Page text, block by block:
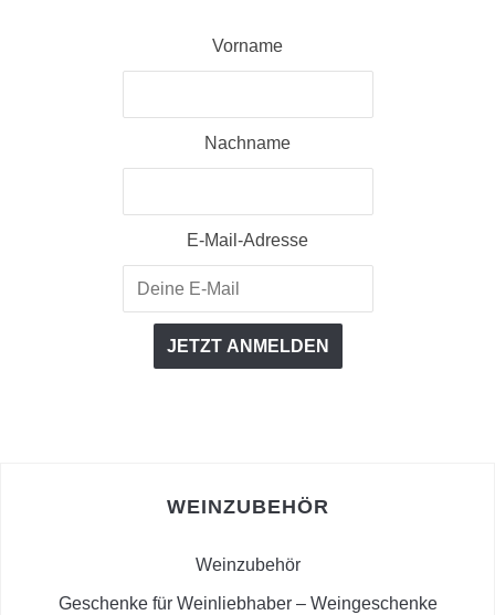
Vorname
Nachname
E-Mail-Adresse
WEINZUBEHÖR
Weinzubehör
Geschenke für Weinliebhaber – Weingeschenke